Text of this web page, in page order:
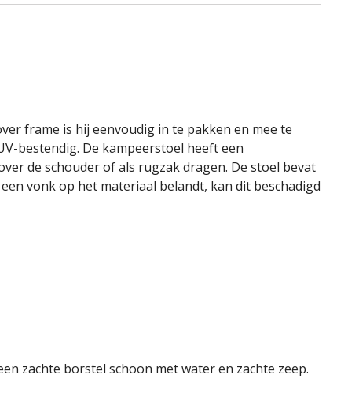
frame is hij eenvoudig in te pakken en mee te
bestendig. De kampeerstoel heeft een
de schouder of als rugzak dragen. De stoel bevat
vonk op het materiaal belandt, kan dit beschadigd
zachte borstel schoon met water en zachte zeep.